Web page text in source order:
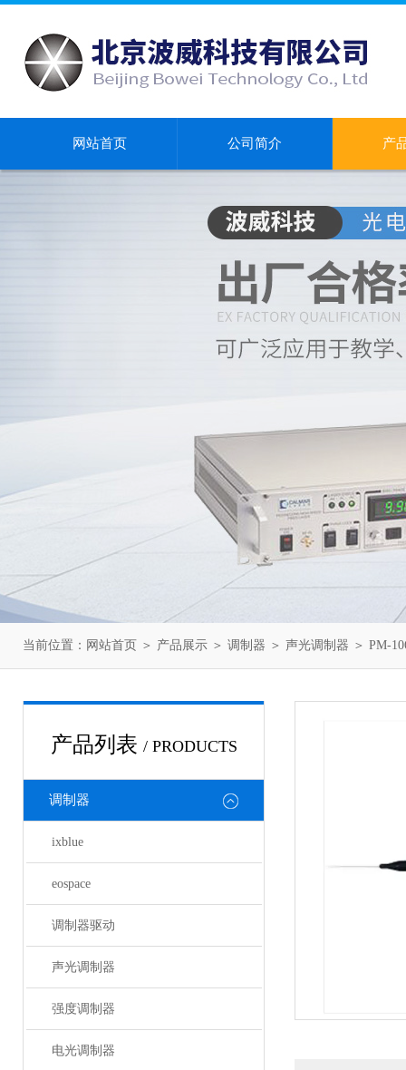
网站首页 公司简介 产
当前位置： 网站首页 ＞ 产品展示 ＞ 调制器 ＞ 声光调制器 ＞ PM-
产品列表 / PRODUCTS
调制器
ixblue
eospace
调制器驱动
声光调制器
强度调制器
电光调制器